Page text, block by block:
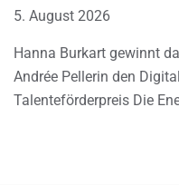
5. August 2026
Hanna Burkart gewinnt
Andrée Pellerin den
Talenteförderpreis Die